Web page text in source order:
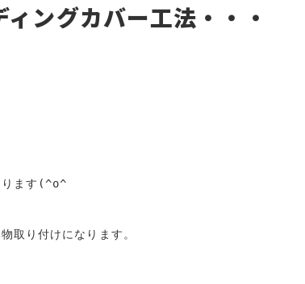
ィングカバー工法・・・
ます(^o^ゞ
取り付けになります。